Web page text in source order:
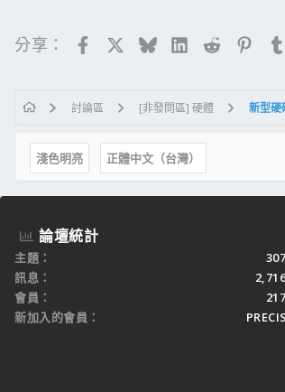
分享： FacebookBlueskyLinkedIn
Reddit
討論區 [非發問區] 硬體 新型硬
淺色明亮 正體中文（台灣）
論壇統計
主題
訊息
會員
新加入的會員